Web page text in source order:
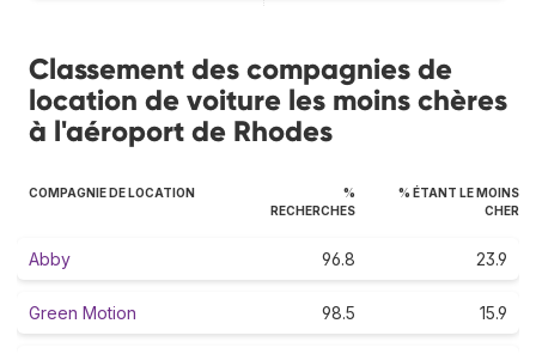
Classement des compagnies de
location de voiture les moins chères
à l'aéroport de Rhodes
COMPAGNIE DE LOCATION
%
RECHERCHES
% ÉTANT LE MOINS
CHER
Abby 96.8 23.9
Green Motion 98.5 15.9